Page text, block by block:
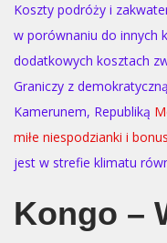
Koszty podróży i
w porównaniu do innych
dodatkowych kosztach
Graniczy z
Kamerunem, Republiką
miłe niespodzianki i
jest w strefie klimatu
Kongo –